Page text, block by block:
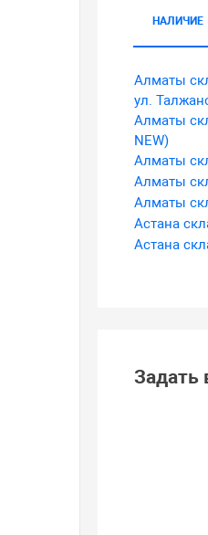
НАЛИЧИЕ
Алматы
ул.
Алматы
NEW)
Алматы
Алматы
Алматы
Астана
Астана
Задать